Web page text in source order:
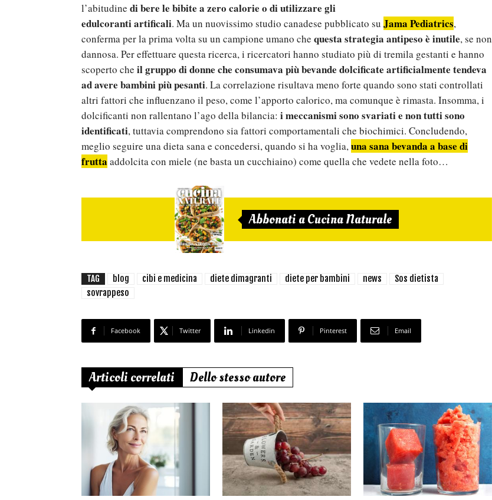
l’abitudine di bere le bibite a zero calorie o di utilizzare gli
edulcoranti artificali. Ma un nuovissimo studio canadese pubblicato su Jama Pediatrics,
conferma per la prima volta su un campione umano che questa strategia antipeso è inutile, se non
dannosa. Per effettuare questa ricerca, i ricercatori hanno studiato più di tremila gestanti e hanno
scoperto che il gruppo di donne che consumava più bevande dolcificate artificialmente tendeva
ad avere bambini più pesanti. La correlazione risultava meno forte quando sono stati controllati
altri fattori che influenzano il peso, come l’apporto calorico, ma comunque è rimasta. Insomma, i
dolcificanti non rallentano l’ago della bilancia: i meccanismi sono svariati e non tutti sono
identificati, tuttavia comprendono sia fattori comportamentali che biochimici. Concludendo,
meglio seguire una dieta sana e concedersi, quando si ha voglia,una sana bevanda a base di
frutta addolcita con miele (ne basta un cucchiaino) come quella che vedete nella foto…
Abbonati a Cucina Naturale
TAG blog cibi e medicina diete dimagranti diete per bambini news
Sos dietista
sovrappeso
Facebook Twitter Linkedin Pinterest Email
Articoli correlati Dello stesso autore